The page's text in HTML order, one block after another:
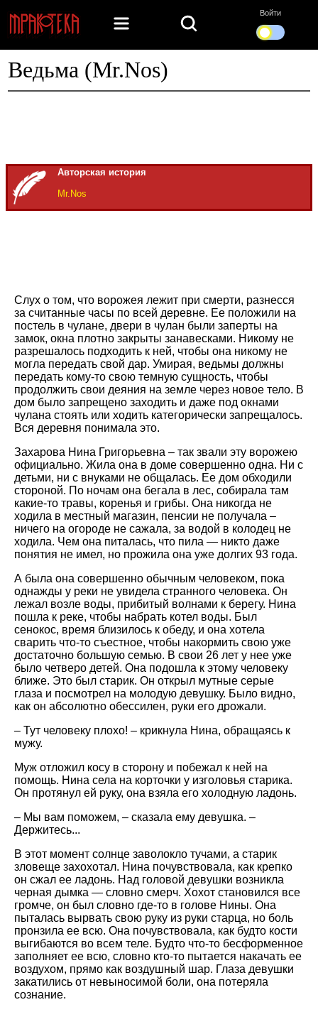
Войти
Ведьма (Mr.Nos)
Авторская история
Mr.Nos
Слух о том, что ворожея лежит при смерти, разнесся
за считанные часы по всей деревне. Ее положили на
постель в чулане, двери в чулан были заперты на
замок, окна плотно закрыты занавесками. Никому не
разрешалось подходить к ней, чтобы она никому не
могла передать свой дар. Умирая, ведьмы должны
передать кому-то свою темную сущность, чтобы
продолжить свои деяния на земле через новое тело. В
дом было запрещено заходить и даже под окнами
чулана стоять или ходить категорически запрещалось.
Вся деревня понимала это.
Захарова Нина Григорьевна – так звали эту ворожею
официально. Жила она в доме совершенно одна. Ни с
детьми, ни с внуками не общалась. Ее дом обходили
стороной. По ночам она бегала в лес, собирала там
какие-то травы, коренья и грибы. Она никогда не
ходила в местный магазин, пенсии не получала –
ничего на огороде не сажала, за водой в колодец не
ходила. Чем она питалась, что пила — никто даже
понятия не имел, но прожила она уже долгих 93 года.
А была она совершенно обычным человеком, пока
однажды у реки не увидела странного человека. Он
лежал возле воды, прибитый волнами к берегу. Нина
пошла к реке, чтобы набрать котел воды. Был
сенокос, время близилось к обеду, и она хотела
сварить что-то съестное, чтобы накормить свою уже
достаточно большую семью. В свои 26 лет у нее уже
было четверо детей. Она подошла к этому человеку
ближе. Это был старик. Он открыл мутные серые
глаза и посмотрел на молодую девушку. Было видно,
как он абсолютно обессилен, руки его дрожали.
– Тут человеку плохо! – крикнула Нина, обращаясь к
мужу.
Муж отложил косу в сторону и побежал к ней на
помощь. Нина села на корточки у изголовья старика.
Он протянул ей руку, она взяла его холодную ладонь.
– Мы вам поможем, – сказала ему девушка. –
Держитесь...
В этот момент солнце заволокло тучами, а старик
зловеще захохотал. Нина почувствовала, как крепко
он сжал ее ладонь. Над головой девушки возникла
черная дымка — словно смерч. Хохот становился все
громче, он был словно где-то в голове Нины. Она
пыталась вырвать свою руку из руки старца, но боль
пронзила ее всю. Она почувствовала, как будто кости
выгибаются во всем теле. Будто что-то бесформенное
заполняет ее всю, словно кто-то пытается накачать ее
воздухом, прямо как воздушный шар. Глаза девушки
закатились от невыносимой боли, она потеряла
сознание.